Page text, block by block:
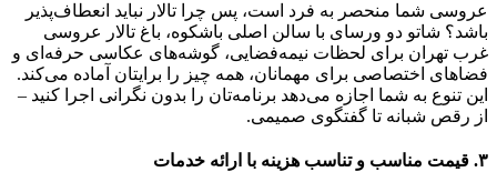
عروسی شما منحصر به فرد است، پس چرا تالار نباید انعطاف‌پذیر
باشد؟ شاتو دو ورسای با سالن اصلی باشکوه، باغ تالار عروسی
غرب تهران برای لحظات نیمه‌فضایی، گوشه‌های عکاسی حرفه‌ای و
فضاهای اختصاصی برای مهمانان، همه چیز را برایتان آماده می‌کند.
این تنوع به شما اجازه می‌دهد برنامه‌تان را بدون نگرانی اجرا کنید –
از رقص شبانه تا گفتگوی صمیمی.
۳. قیمت مناسب و تناسب هزینه با ارائه خدمات